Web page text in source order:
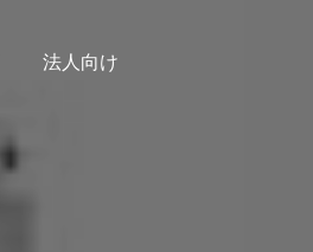
法人向け